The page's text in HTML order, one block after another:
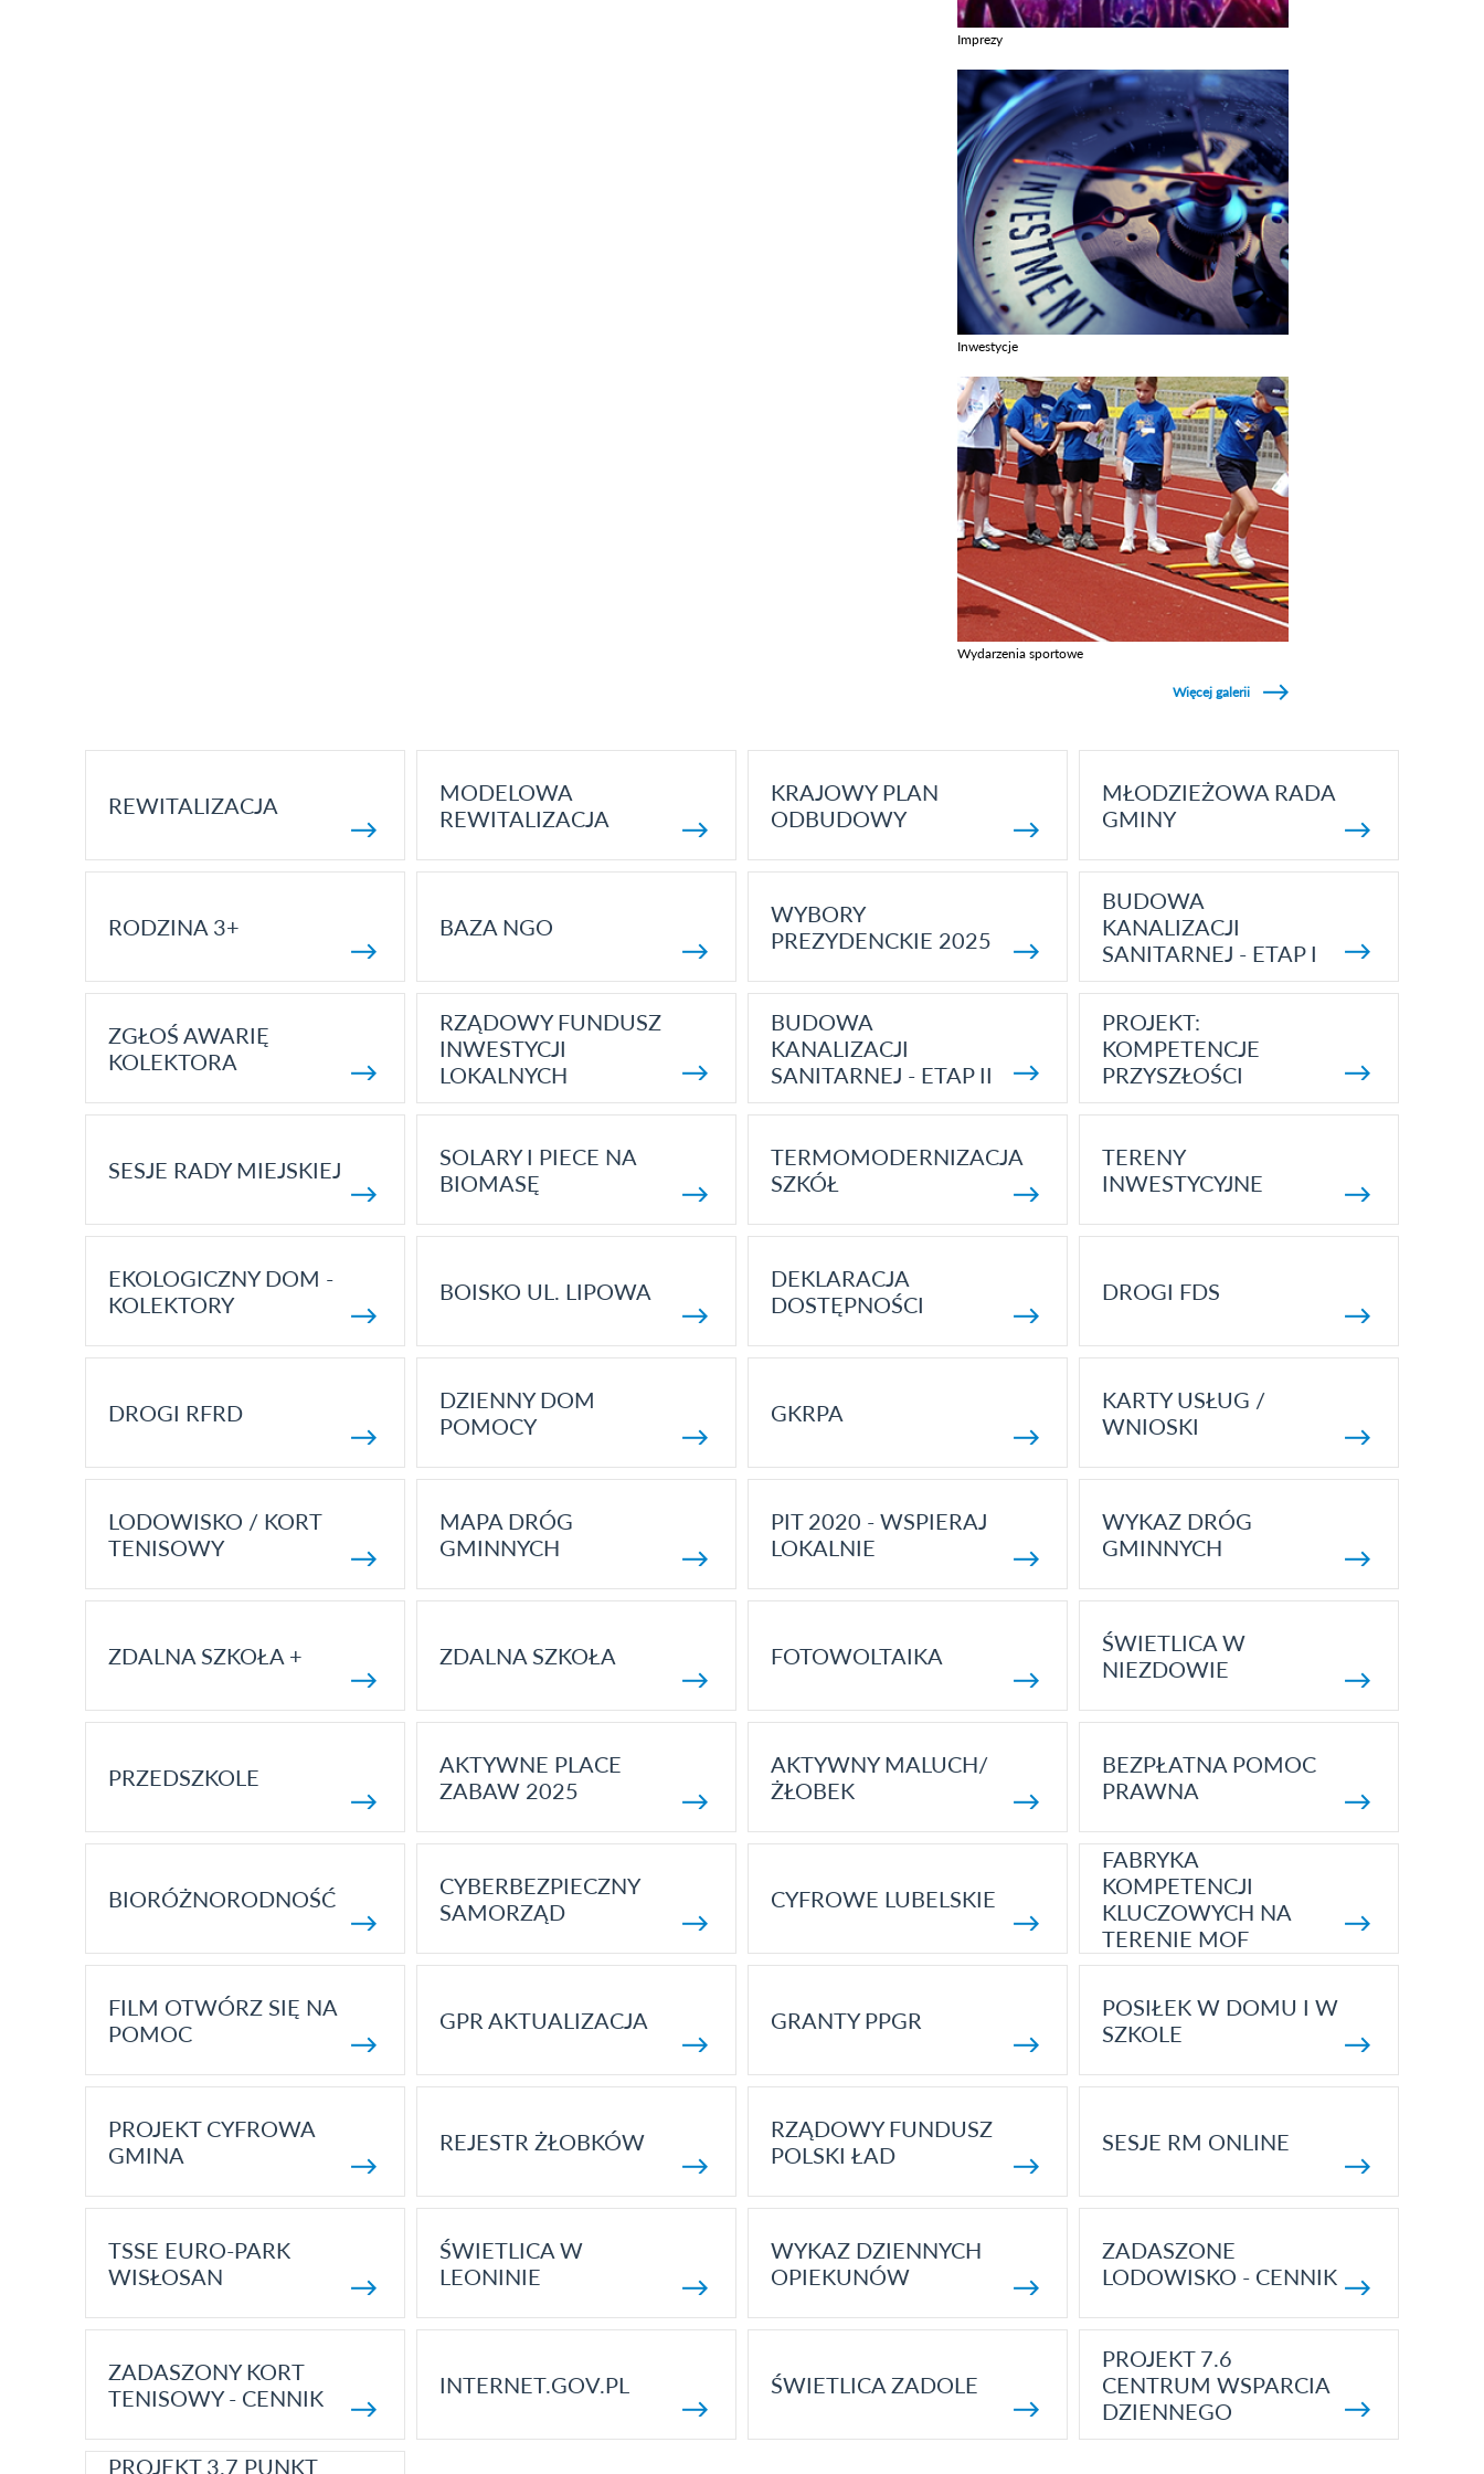
Imprezy
Inwestycje
Wydarzenia sportowe
Więcej galerii
REWITALIZACJA
MODELOWA
REWITALIZACJA
KRAJOWY PLAN
ODBUDOWY
MŁODZIEŻOWA RADA
GMINY
RODZINA 3+ BAZA NGO
WYBORY
PREZYDENCKIE 2025
BUDOWA
KANALIZACJI
SANITARNEJ - ETAP I
ZGŁOŚ AWARIĘ
KOLEKTORA
RZĄDOWY FUNDUSZ
INWESTYCJI
LOKALNYCH
BUDOWA
KANALIZACJI
SANITARNEJ - ETAP II
PROJEKT:
KOMPETENCJE
PRZYSZŁOŚCI
SESJE RADY MIEJSKIEJ
SOLARY I PIECE NA
BIOMASĘ
TERMOMODERNIZACJA
SZKÓŁ
TERENY
INWESTYCYJNE
EKOLOGICZNY DOM -
KOLEKTORY
BOISKO UL. LIPOWA
DEKLARACJA
DOSTĘPNOŚCI
DROGI FDS
DROGI RFRD
DZIENNY DOM
POMOCY
GKRPA
KARTY USŁUG /
WNIOSKI
LODOWISKO / KORT
TENISOWY
MAPA DRÓG
GMINNYCH
PIT 2020 - WSPIERAJ
LOKALNIE
WYKAZ DRÓG
GMINNYCH
ZDALNA SZKOŁA + ZDALNA SZKOŁA FOTOWOLTAIKA
ŚWIETLICA W
NIEZDOWIE
PRZEDSZKOLE
AKTYWNE PLACE
ZABAW 2025
AKTYWNY MALUCH/
ŻŁOBEK
BEZPŁATNA POMOC
PRAWNA
BIORÓŻNORODNOŚĆ
CYBERBEZPIECZNY
SAMORZĄD
CYFROWE LUBELSKIE
FABRYKA
KOMPETENCJI
KLUCZOWYCH NA
TERENIE MOF
FILM OTWÓRZ SIĘ NA
POMOC
GPR AKTUALIZACJA GRANTY PPGR
POSIŁEK W DOMU I W
SZKOLE
PROJEKT CYFROWA
GMINA
REJESTR ŻŁOBKÓW
RZĄDOWY FUNDUSZ
POLSKI ŁAD
SESJE RM ONLINE
TSSE EURO-PARK
WISŁOSAN
ŚWIETLICA W
LEONINIE
WYKAZ DZIENNYCH
OPIEKUNÓW
ZADASZONE
LODOWISKO - CENNIK
ZADASZONY KORT
TENISOWY - CENNIK
INTERNET.GOV.PL ŚWIETLICA ZADOLE
PROJEKT 7.6
CENTRUM WSPARCIA
DZIENNEGO
PROJEKT 3.7 PUNKT